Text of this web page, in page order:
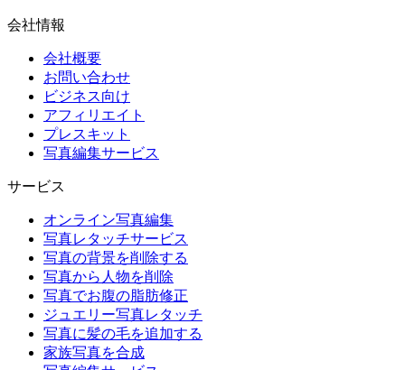
会社情報
会社概要
お問い合わせ
ビジネス向け
アフィリエイト
プレスキット
写真編集サービス
サービス
オンライン写真編集
写真レタッチサービス
写真の背景を削除する
写真から人物を削除
写真でお腹の脂肪修正
ジュエリー写真レタッチ
写真に髪の毛を追加する
家族写真を合成